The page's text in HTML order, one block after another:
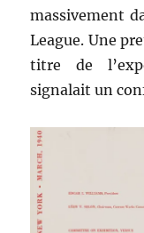
massivement
League. Une
titre de
signalait un